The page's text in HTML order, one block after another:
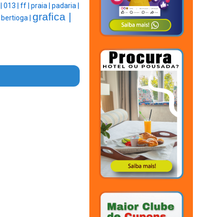
013 | ff | praia | padaria |
bertioga | grafica |